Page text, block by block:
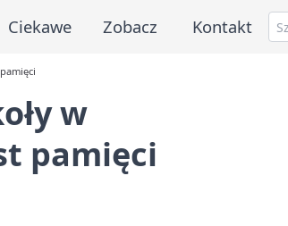
Ciekawe Zobacz Kontakt
w
pamięci